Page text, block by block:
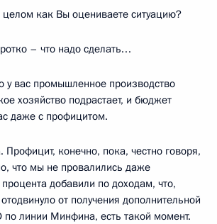
как Вы оцениваете ситуацию?
– что надо сделать…
у вас промышленное производство
хозяйство подрастает, и бюджет
даже с профицитом.
Профицит, конечно, пока, честно говоря,
что мы не провалились даже
добавили по доходам, что,
от получения дополнительной
по линии Минфина, есть такой момент.